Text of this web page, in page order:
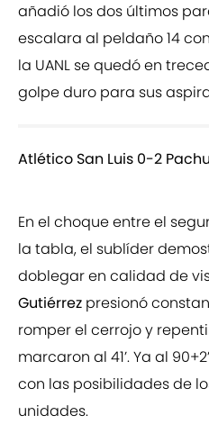
añadió los dos últimos
escalara al peldaño 14
la UANL se quedó en
golpe duro para sus
Atlético San Luis 0-2
En el choque entre el
la tabla, el sublíder
doblegar en calidad de
Gutiérrez presionó
romper el cerrojo y
marcaron al 41’. Ya al 90+2’
con las posibilidades de
unidades.